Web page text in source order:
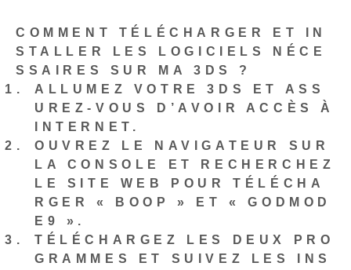
COMMENT TÉLÉCHARGER ET IN
STALLER LES LOGICIELS NÉCE
SSAIRES SUR MA 3DS ?
ALLUMEZ VOTRE 3DS ET ASS
UREZ-VOUS D’AVOIR ACCÈS À
INTERNET.
OUVREZ LE NAVIGATEUR SUR
LA CONSOLE ET RECHERCHEZ
LE SITE WEB POUR TÉLÉCHA
RGER « BOOP » ET « GODMOD
E9 ».
TÉLÉCHARGEZ LES DEUX PRO
GRAMMES ET SUIVEZ LES INS